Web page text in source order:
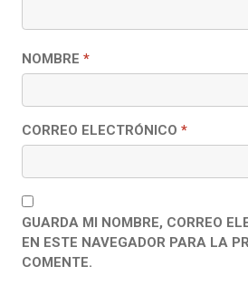
NOMBRE *
CORREO ELECTRÓNICO *
GUARDA MI NOMBRE, CORREO
EN ESTE NAVEGADOR PARA LA
COMENTE.